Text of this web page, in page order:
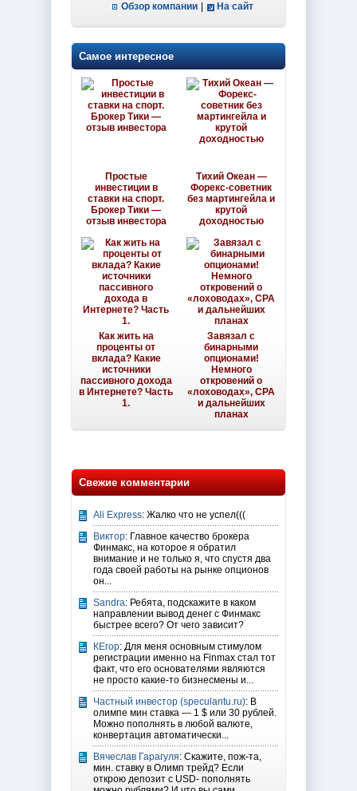
Обзор компании На сайт
Самое интересное
Простые
инвестиции в
ставки на спорт.
Брокер Тики —
отзыв инвестора
Тихий Океан —
Форекс-советник
без мартингейла и
крутой
доходностью
Как жить на
проценты от
вклада? Какие
источники
пассивного дохода
в Интернете? Часть
1.
Завязал с
бинарными
опционами!
Немного
откровений о
«лоховодах», CPA
и дальнейших
планах
Свежие комментарии
Ali Express: Жалко что не успел(((
Виктор: Главное качество брокера
Финмакс, на которое я обратил
внимание и не только я, что спустя два
года своей работы на рынке опционов
он...
Sandra: Ребята, подскажите в каком
направлении вывод денег с Финмакс
быстрее всего? От чего зависит?
КЕгор: Для меня основным стимулом
регистрации именно на Finmax стал тот
факт, что его основателями являются
не просто какие-то бизнесмены и...
Частный инвестор (speculantu.ru): В
олимпе мин ставка — 1 $ или 30 рублей.
Можно пополнять в любой валюте,
конвертация автоматически...
Вячеслав Гарагуля: Скажите, пож-та,
мин. ставку в Олимп трейд? Если
открою депозит с USD- пополнять